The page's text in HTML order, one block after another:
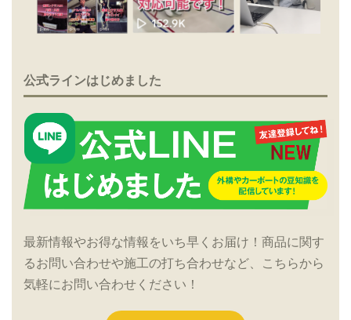
公式ラインはじめました
最新情報やお得な情報をいち早くお届け！商品に関す
るお問い合わせや施工の打ち合わせなど、こちらから
気軽にお問い合わせください！